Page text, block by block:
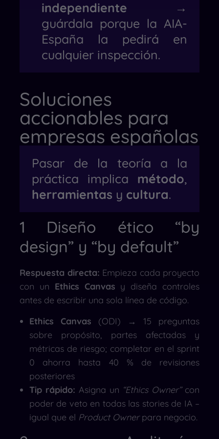
independiente →
guárdala porque la AIA-
España la pedirá en
cualquier inspección.
Soluciones
accionables para
empresas españolas
Pasar de la teoría a la
práctica implica método,
herramientas y cultura.
1 Diseño ético “by
design” y “by default”
Respuesta directa: Empieza cada proyecto
con un Ethics Canvas y diseña controles
antes de escribir una sola línea de código.
Ethics Canvas (ODI) → 15 preguntas
sobre propósito, partes afectadas y
métricas de riesgo; completar en el sprint
0 ahorra hasta 40 % de revisiones
posteriores
Tip rápido: Asigna un “Ethics Owner”con
poder de veto en todas las stories de IA –
igual que el Product Ownerpara negocio.